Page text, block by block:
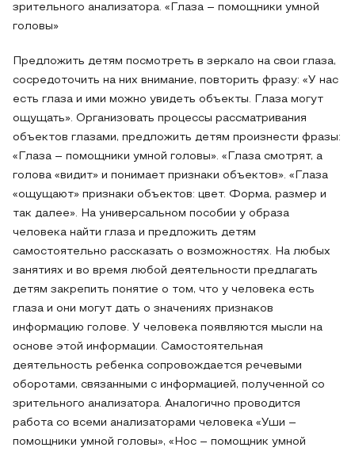
зрительного анализатора. «Глаза – помощники умной
головы»
Предложить детям посмотреть в зеркало на свои глаза,
сосредоточить на них внимание, повторить фразу: «У нас
есть глаза и ими можно увидеть объекты. Глаза могут
ощущать». Организовать процессы рассматривания
объектов глазами, предложить детям произнести фразы:
«Глаза – помощники умной головы». «Глаза смотрят, а
голова «видит» и понимает признаки объектов». «Глаза
«ощущают» признаки объектов: цвет. Форма, размер и
так далее». На универсальном пособии у образа
человека найти глаза и предложить детям
самостоятельно рассказать о возможностях. На любых
занятиях и во время любой деятельности предлагать
детям закрепить понятие о том, что у человека есть
глаза и они могут дать о значениях признаков
информацию голове. У человека появляются мысли на
основе этой информации. Самостоятельная
деятельность ребенка сопровождается речевыми
оборотами, связанными с информацией, полученной со
зрительного анализатора. Аналогично проводится
работа со всеми анализаторами человека «Уши –
помощники умной головы», «Нос – помощник умной